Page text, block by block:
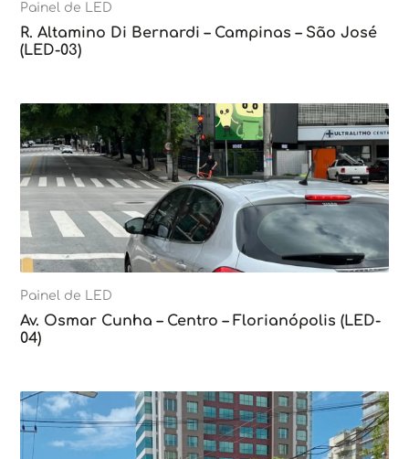
Painel de LED
R. Altamino Di Bernardi – Campinas – São José
(LED-03)
Painel de LED
Av. Osmar Cunha – Centro – Florianópolis (LED-
04)